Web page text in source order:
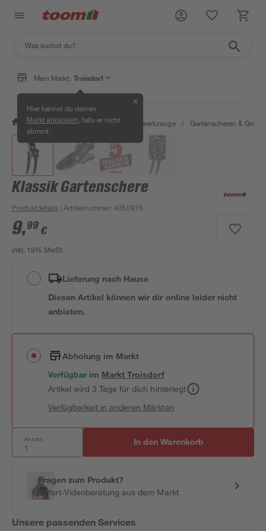
Mein Markt: Troisdorf
Hier kannst du deinen
Markt anpassen , falls er nicht
stimmt.
✕
/ Garten & Freizeit / Gartenhandwerkzeuge / Gartenscheren &
Klassik Gartenschere
Produktdetails | Artikelnummer:4050916
9,99 €
inkl. 19% MwSt.
Lieferung nach Hause
Diesen Artikel können wir dir online leider nicht
anbieten.
Abholung im Markt
Verfügbar im MarktTroisdorf
Artikel wird 3 Tage für dich hinterlegt
Verfügbarkeit in anderen Märkten
Anzahl: In den Warenkorb
Fragen zum Produkt?
Sofort-Videoberatung aus dem Markt
Unsere passenden Services